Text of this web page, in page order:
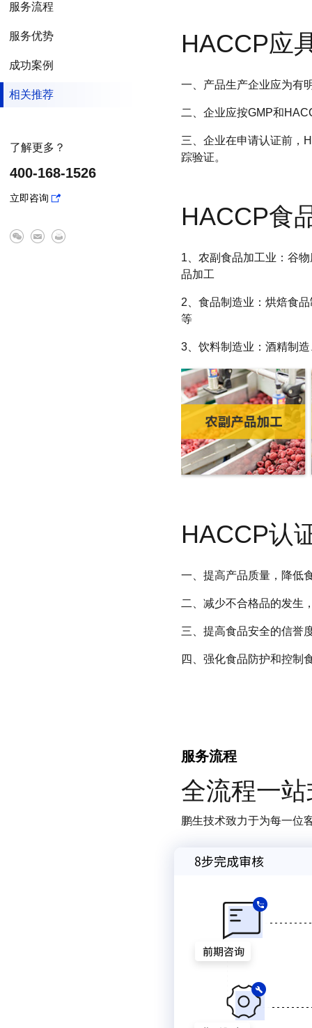
服务流程
服务优势
成功案例
相关推荐
了解更多？
400-168-1526
立即咨询
HACCP应
一、产品生产企业应为有
二、企业应按GMP和
三、企业在申请认证前，
踪验证。
HACCP食
1、农副食品加工业：谷
品加工
2、食品制造业：烘焙食
等
3、饮料制造业：酒精制
HACCP认
一、提高产品质量，降低
二、减少不合格品的发生
三、提高食品安全的信誉
四、强化食品防护和控制
服务流程
全流程一
鹏生技术致力于为每一位